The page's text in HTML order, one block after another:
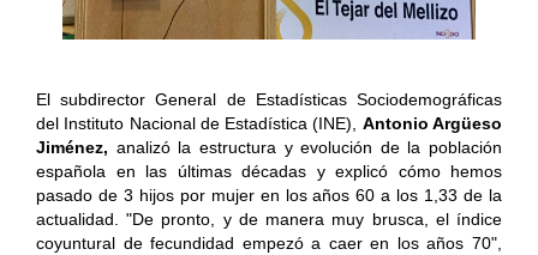
El subdirector General de Estadísticas Sociodemográficas
del Instituto Nacional de Estadística (INE), Antonio Argüeso
Jiménez, analizó la estructura y evolución de la población
española en las últimas décadas y explicó cómo hemos
pasado de 3 hijos por mujer en los años 60 a los 1,33 de la
actualidad. "De pronto, y de manera muy brusca, el índice
coyuntural de fecundidad empezó a caer en los años 70",